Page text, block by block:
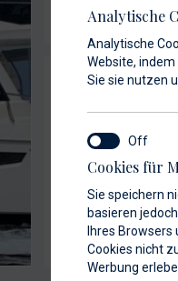
Analytische
Analytische
Website,
Sie sie nutzen
Cookies für
Sie speichern
basieren
Ihres
Cookies nicht
Werbung